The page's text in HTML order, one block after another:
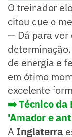
O treinador
citou que o
— Dá para ver
de energia e
em ótimo
excelente
➡️Técnico da
'Amador e
A Inglaterra